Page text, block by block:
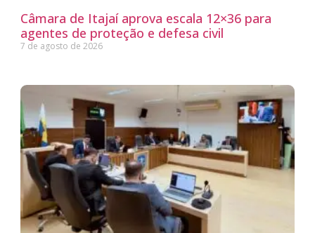
Câmara de Itajaí aprova escala 12×36 para
agentes de proteção e defesa civil
7 de agosto de 2026